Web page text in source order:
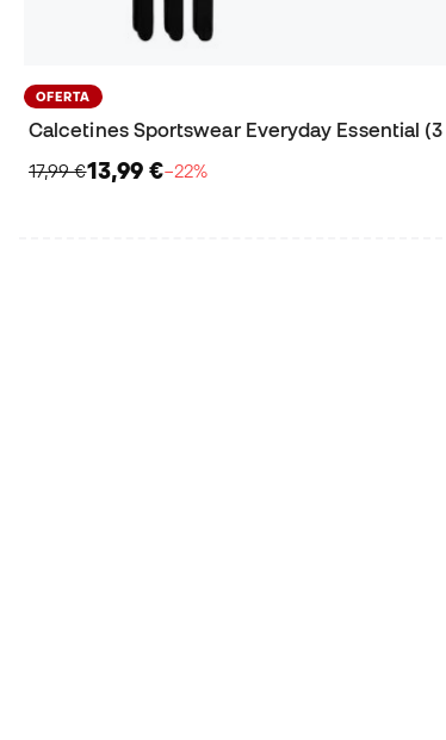
OFERTA
Calcetines Sportswear Everyday Essential (3
17,99 €13,99 €−22%